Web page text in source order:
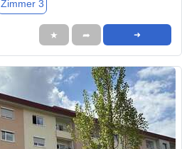
Zimmer 3
★ ➦ ➜